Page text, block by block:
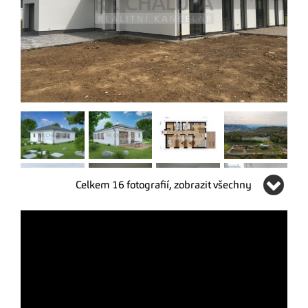
Celkem 16 fotografií, zobrazit všechny